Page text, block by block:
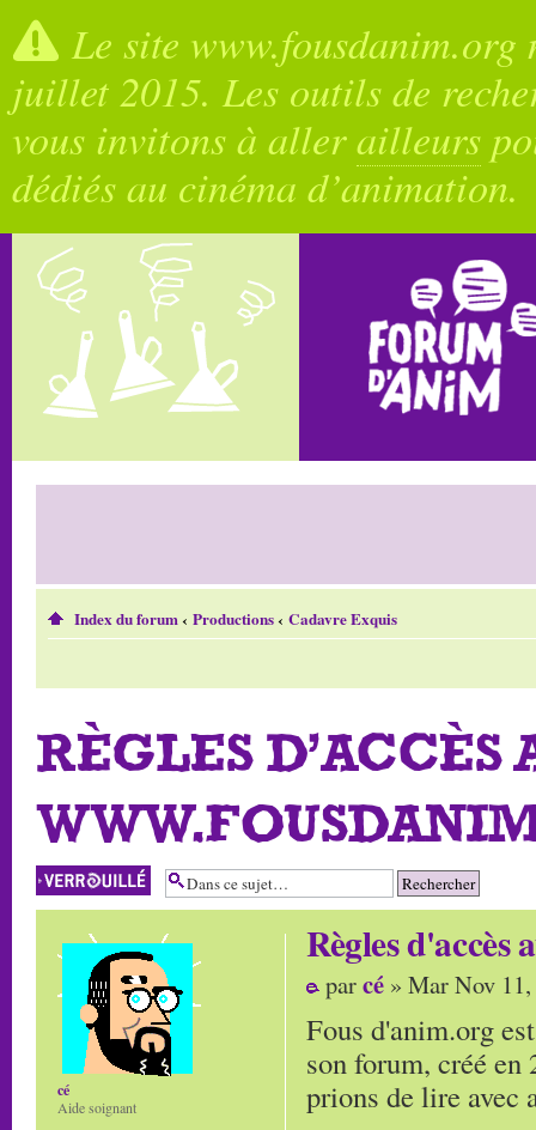
Le site
juillet 2015. Les outils de
vous invitons à allerailleurs
dédiés au cinéma d’animation.
Index du forum‹ Productions‹ Cadavre Exquis
RÈGLES D'ACCÈS
Sujet verrouillé
Règles
parcé » Mar Nov
Fous d'anim.org
son forum, créé en
prions de lire avec
cé
Aide soignant